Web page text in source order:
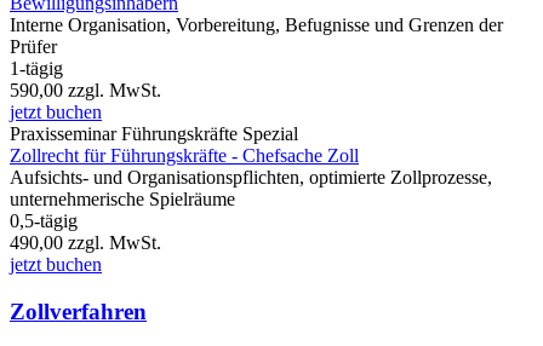
Interne Organisation, Vorbereitung, Befugnisse und Grenzen der
Prüfer
1-tägig
590,00 zzgl. MwSt.
jetzt buchen
Praxisseminar Führungskräfte Spezial
Zollrecht für Führungskräfte - Chefsache Zoll
Aufsichts- und Organisationspflichten, optimierte Zollprozesse,
unternehmerische Spielräume
0,5-tägig
490,00 zzgl. MwSt.
jetzt buchen
Zollverfahren